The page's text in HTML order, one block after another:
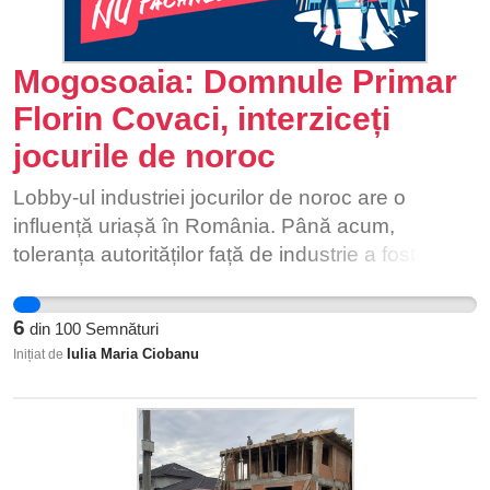
Mogosoaia: Domnule Primar
Florin Covaci, interziceți
jocurile de noroc
Lobby-ul industriei jocurilor de noroc are o
influență uriașă în România. Până acum,
toleranța autorităților față de industrie a fost
se află peste tot, chiar și la parterul blocului în
care locuim. Nu e de mirare că România ocupă
locul 2 în lume după Statele Unite în ce privește
reprezintă 0,24% din populația lumii, din România
se joacă 3,1% din cifra totală online pe plan
mondial. [2] 1 din 4 adolescenți români a jucat la
6 din 100 Semnături
Inițiat de Iulia Maria Ciobanu